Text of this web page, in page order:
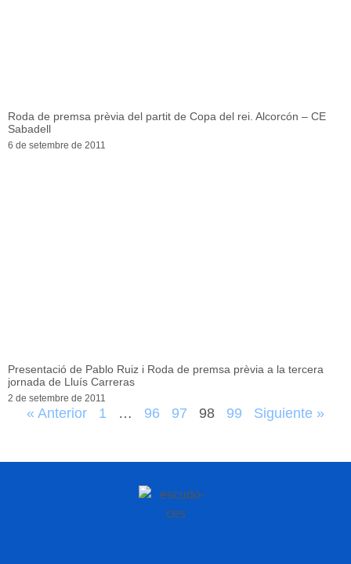
Roda de premsa prèvia del partit de Copa del rei. Alcorcón – CE
Sabadell
6 de setembre de 2011
Presentació de Pablo Ruiz i Roda de premsa prèvia a la tercera
jornada de Lluís Carreras
2 de setembre de 2011
« Anterior 1 … 96 97 98 99 Siguiente »